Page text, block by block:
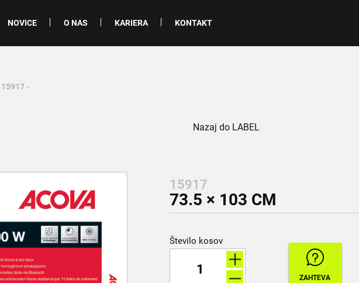
NOVICE O NAS KARIERA KONTAKT
15917 -
Nazaj do LABEL
15917
73.5 × 103 CM
Število kosov